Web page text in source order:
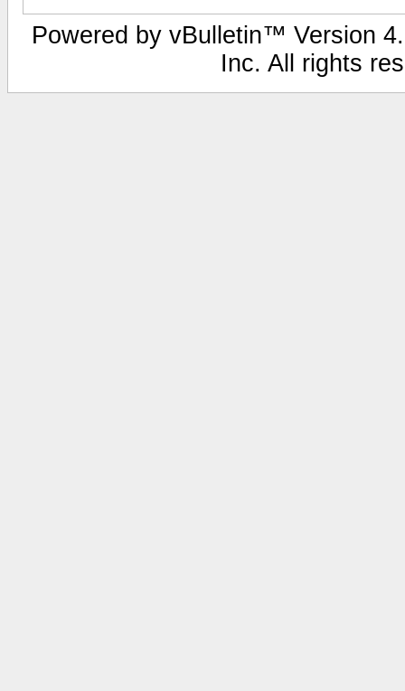
Powered by vBulletin™ Version
Inc. All rights